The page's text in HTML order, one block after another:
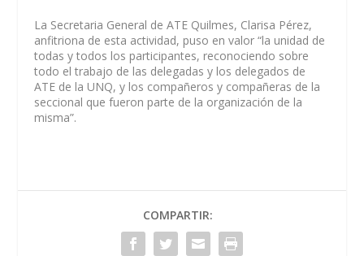
La Secretaria General de ATE Quilmes, Clarisa Pérez,
anfitriona de esta actividad, puso en valor “la unidad de
todas y todos los participantes, reconociendo sobre
todo el trabajo de las delegadas y los delegados de
ATE de la UNQ, y los compañeros y compañeras de la
seccional que fueron parte de la organización de la
misma”.
COMPARTIR: